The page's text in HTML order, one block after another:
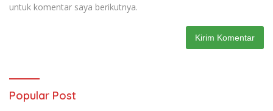
untuk komentar saya berikutnya.
Popular Post